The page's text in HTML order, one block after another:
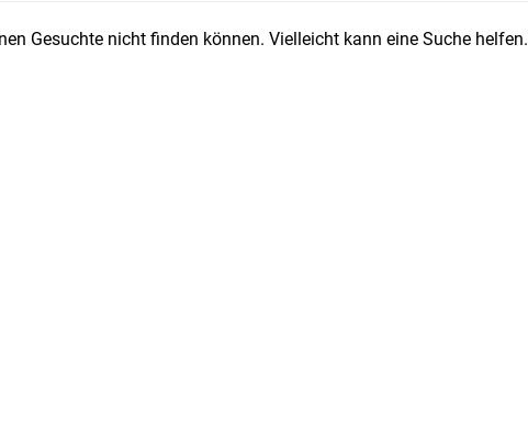
Gesuchte nicht finden können. Vielleicht kann eine Suche helfen.